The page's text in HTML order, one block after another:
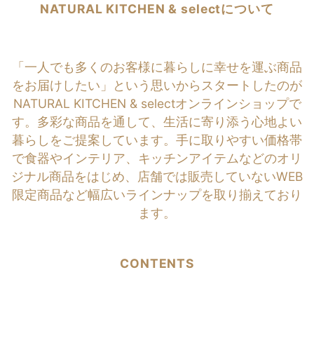
NATURAL KITCHEN & selectについて
「一人でも多くのお客様に暮らしに幸せを運ぶ商品
をお届けしたい」という思いからスタートしたのが
NATURAL KITCHEN & selectオンラインショップで
す。多彩な商品を通して、生活に寄り添う心地よい
暮らしをご提案しています。手に取りやすい価格帯
で食器やインテリア、キッチンアイテムなどのオリ
ジナル商品をはじめ、店舗では販売していないWEB
限定商品など幅広いラインナップを取り揃えており
ます。
CONTENTS